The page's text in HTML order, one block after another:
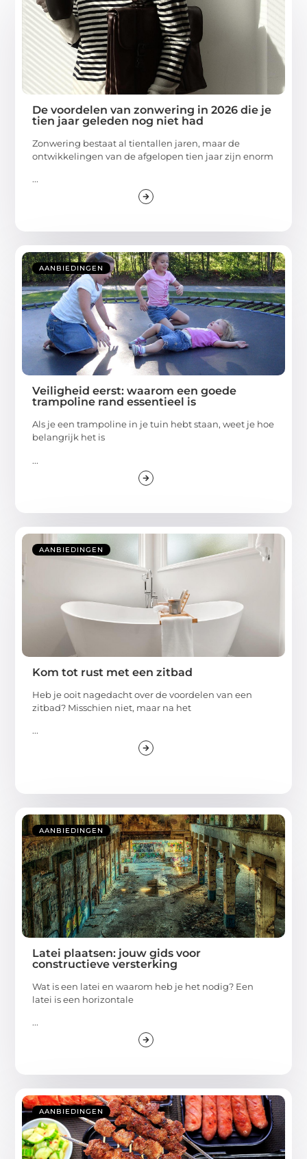
De voordelen van zonwering in 2026 die je
tien jaar geleden nog niet had
Zonwering bestaat al tientallen jaren, maar de
ontwikkelingen van de afgelopen tien jaar zijn enorm
...
AANBIEDINGEN
Veiligheid eerst: waarom een goede
trampoline rand essentieel is
Als je een trampoline in je tuin hebt staan, weet je hoe
belangrijk het is
...
AANBIEDINGEN
Kom tot rust met een zitbad
Heb je ooit nagedacht over de voordelen van een
zitbad? Misschien niet, maar na het
...
AANBIEDINGEN
Latei plaatsen: jouw gids voor
constructieve versterking
Wat is een latei en waarom heb je het nodig? Een
latei is een horizontale
...
AANBIEDINGEN